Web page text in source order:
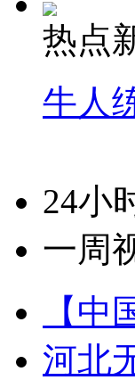
热点
牛人
24小
一周
【
河北